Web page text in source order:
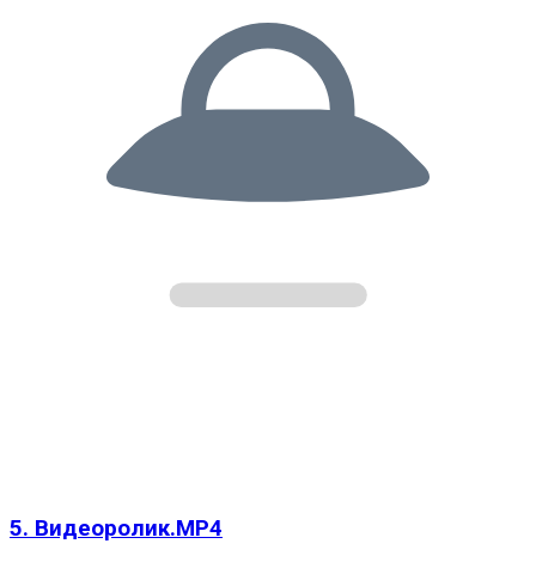
5. Видеоролик.MP4